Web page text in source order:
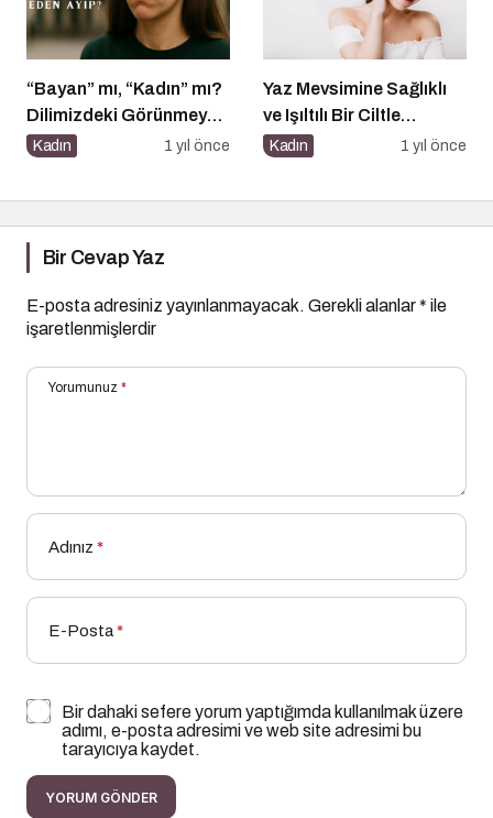
“Bayan” mı, “Kadın” mı?
Dilimizdeki Görünmeyen
Cinsiyet Ayrımı
Kadın 1 yıl önce
Yaz Mevsimine Sağlıklı
ve Işıltılı Bir Ciltle
Merhaba Deyin
Kadın 1 yıl önce
Bir Cevap Yaz
E-posta adresiniz yayınlanmayacak. Gerekli alanlar* ile
işaretlenmişlerdir
Yorumunuz *
Adınız *
E-Posta*
Bir dahaki sefere yorum yaptığımda kullanılmak üzere
adımı, e-posta adresimi ve web site adresimi bu
tarayıcıya kaydet.
YORUM GÖNDER